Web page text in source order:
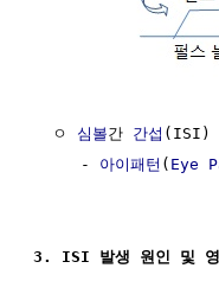
  ㅇ
심볼간 간섭 (ISI)
     -
아이패턴 ( Eye
3. ISI 발생 원인 및